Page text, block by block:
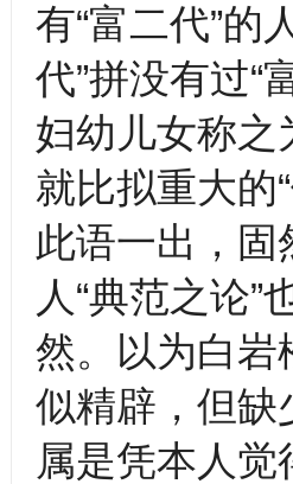
有“富二代”的
代”拼没有过“
妇幼儿女称之
就比拟重大的
此语一出，
人“典范之论
然。以为白岩
似精辟，但缺
属是凭本人